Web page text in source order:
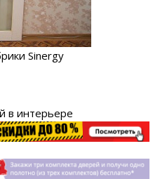
Sinergy
в интерьере